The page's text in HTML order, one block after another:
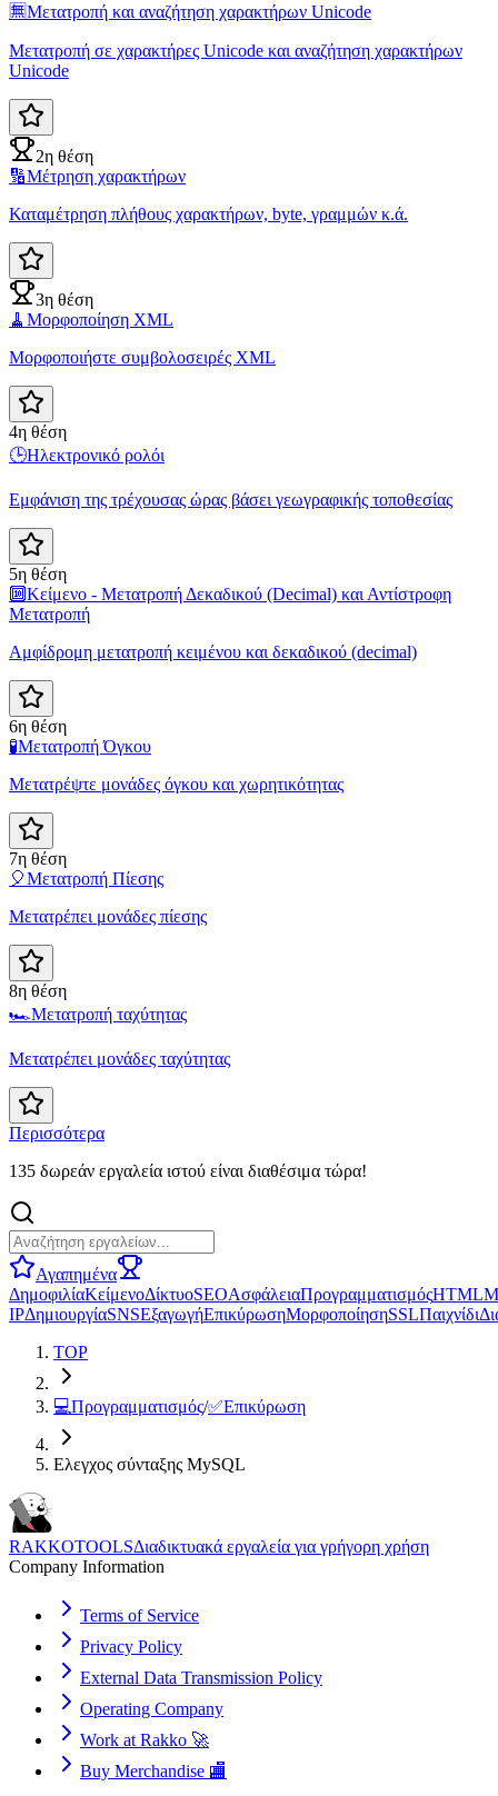
🈚Μετατροπή και αναζήτηση χαρακτήρων Unicode
Μετατροπή σε χαρακτήρες Unicode και αναζήτηση χαρακτήρων
Unicode
2η θέση
🔢Μέτρηση χαρακτήρων
Καταμέτρηση πλήθους χαρακτήρων, byte, γραμμών κ.ά.
3η θέση
🧹 Μορφοποίηση XML
Μορφοποιήστε συμβολοσειρές XML
4η θέση
🕒Ηλεκτρονικό ρολόι
Εμφάνιση της τρέχουσας ώρας βάσει γεωγραφικής τοποθεσίας
5η θέση
🔟Κείμενο - Μετατροπή Δεκαδικού (Decimal) και Αντίστροφη
Μετατροπή
Αμφίδρομη μετατροπή κειμένου και δεκαδικού (decimal)
6η θέση
🧪Μετατροπή Όγκου
Μετατρέψτε μονάδες όγκου και χωρητικότητας
7η θέση
🎈Μετατροπή Πίεσης
Μετατρέπει μονάδες πίεσης
8η θέση
🏎️Μετατροπή ταχύτητας
Μετατρέπει μονάδες ταχύτητας
Περισσότερα
135 δωρεάν εργαλεία ιστού είναι διαθέσιμα τώρα!
Αγαπημένα
ΔημοφιλίαΚείμενοΔίκτυοSEOΑσφάλειαΠρογραμματισμόςHTML
IPΔημιουργίαSNSΕξαγωγήΕπικύρωσηΜορφοποίησηSSLΠαιχνίδι
TOP
💻Προγραμματισμός/✅Επικύρωση
Ελεγχος σύνταξης MySQL
RAKKOTOOLSΔιαδικτυακά εργαλεία για γρήγορη χρήση
Company Information
Terms of Service
Privacy Policy
External Data Transmission Policy
Operating Company
Work at Rakko 🚀
Buy Merchandise 🏬